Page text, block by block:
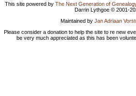
This site powered by The Next Generation of
Darrin Lythgoe © 2001-
Maintained by Jan Adriaan
Please consider a donation to help the site to re new
be very much appreciated as this has been